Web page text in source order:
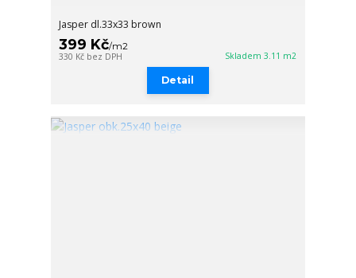
Jasper dl.33x33 brown
399 Kč/m2
330 Kč bez DPH Skladem 3.11 m2
Detail